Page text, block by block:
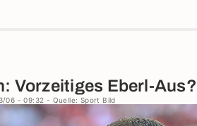
Vorzeitiges Eberl-Aus?
06 - 09:32 - Quelle: Sport Bild